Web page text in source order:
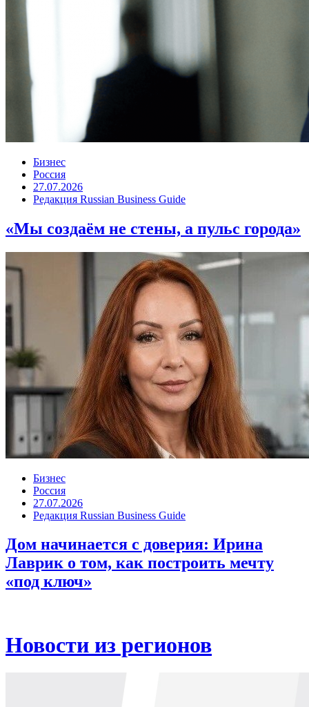
Бизнес
Россия
27.07.2026
Редакция Russian Business Guide
«Мы создаём не стены, а пульс города»
Бизнес
Россия
27.07.2026
Редакция Russian Business Guide
Дом начинается с доверия: Ирина
Лаврик о том, как построить мечту
«под ключ»
Новости из регионов